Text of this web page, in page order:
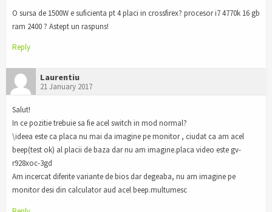
O sursa de 1500W e suficienta pt 4 placi in crossfirex? procesor i7 4770k 16 gb
ram 2400 ? Astept un raspuns!
Reply
Laurentiu
21 January 2017
Salut!
In ce pozitie trebuie sa fie acel switch in mod normal?
\ideea este ca placa nu mai da imagine pe monitor , ciudat ca am acel
beep(test ok) al placii de baza dar nu am imagine.placa video este gv-
r928xoc-3gd
Am incercat diferite variante de bios dar degeaba, nu am imagine pe
monitor desi din calculator aud acel beep.multumesc